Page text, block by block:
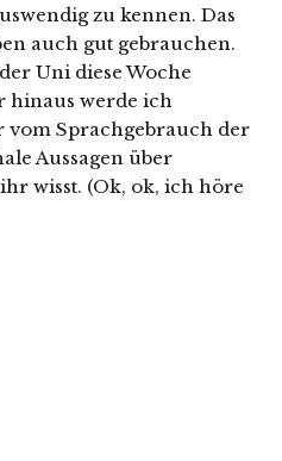
zu kennen. Das
auch gut gebrauchen.
Uni diese Woche
hinaus werde ich
Sprachgebrauch der
Aussagen über
wisst. (Ok, ok, ich höre